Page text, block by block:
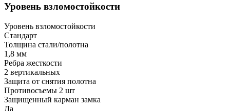
Уровень взломостойкости
Уровень взломостойкости
Стандарт
Толщина стали/полотна
1,8 мм
Ребра жесткости
2 вертикальных
Защита от снятия полотна
Противосъемы 2 шт
Защищенный карман замка
Да